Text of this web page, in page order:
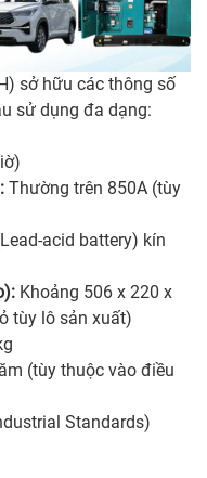
sở hữu các thông số
sử dụng đa dạng:
Thường trên 850A (tùy
acid battery) kín
Khoảng 506 x 220 x
tùy lô sản xuất)
(tùy thuộc vào điều
Standards)